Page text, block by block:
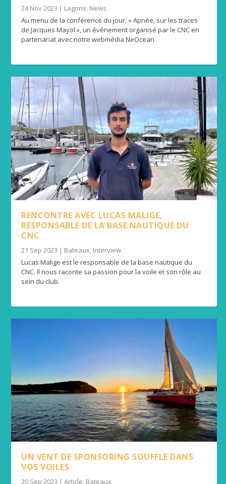
24 Nov 2023 | Lagons, News
Au menu de la conférence du jour, « Apnée, sur les traces
de Jacques Mayol », un événement organisé par le CNC en
partenariat avec notre webmédia NeOcean.
RENCONTRE AVEC LUCAS MALIGE,
RESPONSABLE DE LA BASE NAUTIQUE DU
CNC
21 Sep 2023 | Bateaux Interview
Lucas Malige est le responsable de la base nautique du
CNC. Il nous raconte sa passion pour la voile et son rôle au
sein du club.
UN VENT DE SPONSORING SOUFFLE DANS
VOS VOILES
20 Sep 2023 |Article, Bateaux